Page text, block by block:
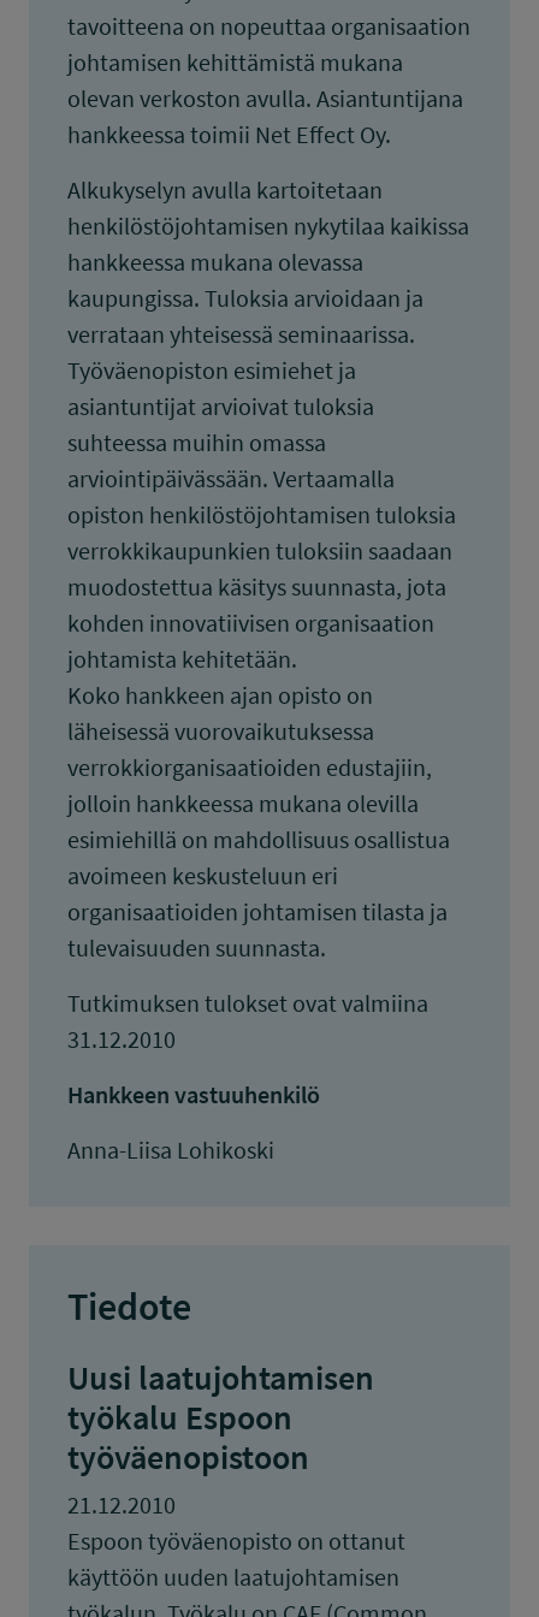
tavoitteena on nopeuttaa organisaation
johtamisen kehittämistä mukana
olevan verkoston avulla. Asiantuntijana
hankkeessa toimii Net Effect Oy.
Alkukyselyn avulla kartoitetaan
henkilöstöjohtamisen nykytilaa kaikissa
hankkeessa mukana olevassa
kaupungissa. Tuloksia arvioidaan ja
verrataan yhteisessä seminaarissa.
Työväenopiston esimiehet ja
asiantuntijat arvioivat tuloksia
suhteessa muihin omassa
arviointipäivässään. Vertaamalla
opiston henkilöstöjohtamisen tuloksia
verrokkikaupunkien tuloksiin saadaan
muodostettua käsitys suunnasta, jota
kohden innovatiivisen organisaation
johtamista kehitetään.
Koko hankkeen ajan opisto on
läheisessä vuorovaikutuksessa
verrokkiorganisaatioiden edustajiin,
jolloin hankkeessa mukana olevilla
esimiehillä on mahdollisuus osallistua
avoimeen keskusteluun eri
organisaatioiden johtamisen tilasta ja
tulevaisuuden suunnasta.
Tutkimuksen tulokset ovat valmiina
31.12.2010
Hankkeen vastuuhenkilö
Anna-Liisa Lohikoski
Tiedote
Uusi laatujohtamisen
työkalu Espoon
työväenopistoon
21.12.2010
Espoon työväenopisto on ottanut
käyttöön uuden laatujohtamisen